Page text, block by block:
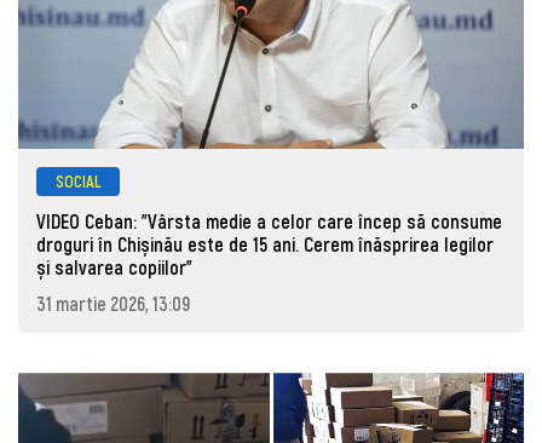
SOCIAL
VIDEO Ceban: "Vârsta medie a celor care încep să consume
droguri în Chișinău este de 15 ani. Cerem înăsprirea legilor
și salvarea copiilor"
31 martie 2026, 13:09